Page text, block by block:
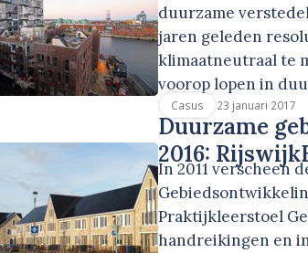
duurzame
jaren geleden
klimaatneutraal te
voorop lopen in
Casus 23 januari 2017
Duurzame
2016:
In 2011 verscheen
Praktijkleerstoel
handreikingen en